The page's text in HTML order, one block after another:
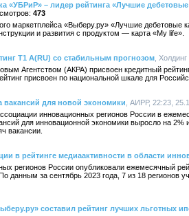
«УБРиР» – лидер рейтинга «Лучшие
473
маркетплейса «Выберу.ру» «Лучшие дебетовые
и развития с продуктом — карта «My life».
Т1 A(RU) со стабильным прогнозом ,
Агентством (АКРА) присвоен кредитный
присвоен по национальной шкале для
вакансий для новой экономики , АИРР, 22:23,
инновационных регионов России в
для инновационной экономики выросло на
вакансии.
в рейтинге медиаактивности в области
регионов России опубликовали ежемесячный
данным за сентябрь 2023 года, 7 из 18 регионов
составил рейтинг лучших льготных